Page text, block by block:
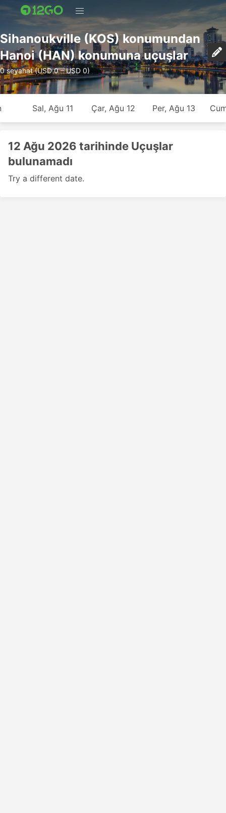
Sihanoukville (KOS) konumundan
Hanoi (HAN) konumuna uçuşlar
0 seyahat (USD 0 – USD 0)
Sal, Ağu 11 Çar, Ağu 12 Per, Ağu 13
12 Ağu 2026 tarihinde Uçuşlar
bulunamadı
Try a different date.